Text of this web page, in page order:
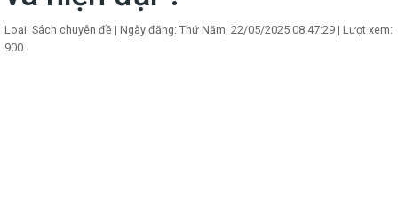
Loại: Sách chuyên đề | Ngày đăng: Thứ Năm, 22/05/2025 08:47:29 | Lượt xem:
900